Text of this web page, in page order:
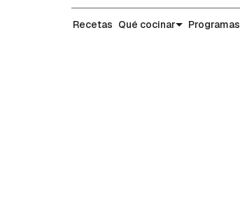
Recetas
Recetas Qué cocinar